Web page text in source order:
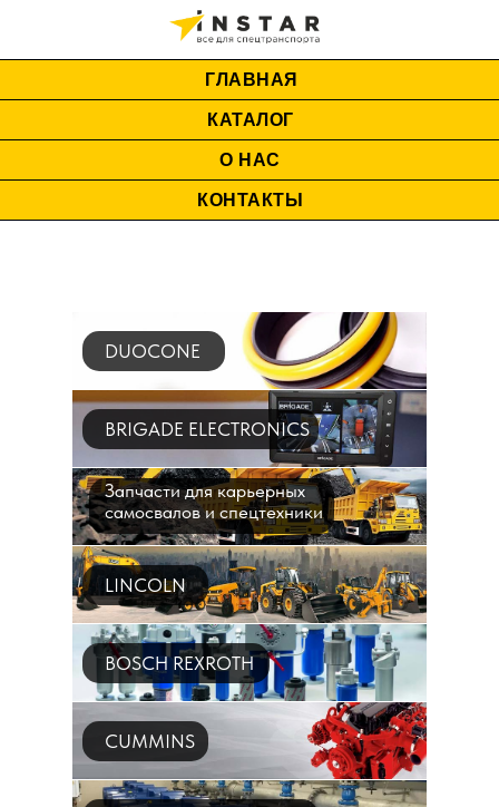
ГЛАВНАЯ
КАТАЛОГ
О НАС
КОНТАКТЫ
DUOCONE
BRIGADE ELECTRONICS
Запчасти для карьерных
самосвалов и спецтехники
LINCOLN
BOSCH REXROTH
CUMMINS